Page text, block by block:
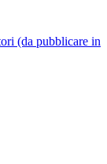
(da pubblicare in